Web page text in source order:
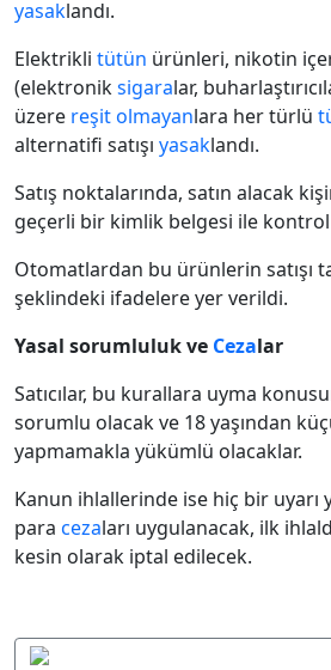
yasaklandı.
Elektrikli tütün ürünleri, nikotin
(elektroniksigaralar,
üzere reşit olmayanlara her türlü
alternatifi satışı yasaklandı.
Satış noktalarında, satın alacak
geçerli bir kimlik belgesi ile
Otomatlardan bu ürünlerin satışı
şeklindeki ifadelere yer verildi.
Yasal sorumluluk ve Cezalar
Satıcılar, bu kurallara uyma
sorumlu olacak ve 18 yaşından
yapmamakla yükümlü olacaklar.
Kanun ihlallerinde ise hiç bir uyarı
para cezaları uygulanacak, ilk
kesin olarak iptal edilecek.